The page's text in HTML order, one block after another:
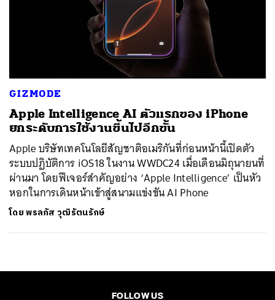
GIZMODE
Apple Intelligence AI ตัวแรกของ iPhone
ยกระดับการใช้งานขึ้นไปอีกขั้น
Apple บริษัทเทคโนโลยีสัญชาติอเมริกันที่ก่อนหน้านี้เปิดตัว
ระบบปฏิบัติการ iOS18 ในงาน WWDC24 เมื่อเดือนมิถุนายนที่
ผ่านมา โดยฟีเจอร์สำคัญอย่าง ‘Apple Intelligence’ เป็นหัว
หอกในการเดินหน้าเข้าสู่สนามแข่งขัน AI Phone
โดยพรลภัส วุฒิรัตนรักษ์
FOLLOW US
TWEET LINE